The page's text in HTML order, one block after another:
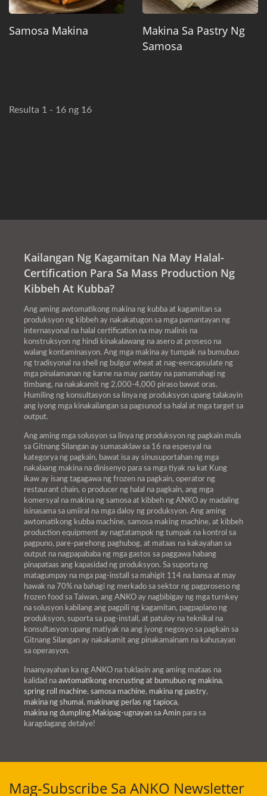
Samosa Makina
Makina Sa Pastry Ng
Samosa
Resulta 1 - 16 ng 16
Kailangan Ng Kagamitan Na May Halal-
Certification Para Sa Mass Production Ng
Kibbeh At Kubba?
Ang aming awtomatikong makina ng kubba at kagamitan sa
produksyon ng kibbeh ay nakakatugon sa mga pamantayan ng
internasyonal na halal certification na may malinis na
konstruksyon ng hindi kinakalawang na asero at proseso na
walang kontaminasyon. Ang mga makina ay tumpak na bumubuo
ng tradisyonal na shell ng bulgur wheat at nag-eencapsulate ng
mga pinalamanan ng karne na may pantay na pamamahagi ng
timbang, na nakakamit ng 2,000-4,000 piraso bawat oras.
Humiling ng konsultasyon sa linya ng produksyon upang talakayin
ang iyong mga kinakailangan sa pagsunod sa halal at mga target sa
output.
Ang aming mga solusyon sa linya ng produksyon ng pagkain mula
sa Gitnang Silangan ay sumasaklaw sa 16 na espesyal na
kategorya ng pagkain, bawat isa ay sinusuportahan ng mga
nakalaang makina na dinisenyo para sa mga tiyak na kat Kung
ikaw ay isang tagagawa ng frozen na pagkain, operator ng
restaurant chain, o producer ng halal na pagkain, ang mga
komersyal na makina ng samosa at kibbeh ng ANKO ay madaling
isinasama sa umiiral na mga daloy ng produksyon. Ang aming
awtomatikong kubba machine, samosa making machine, at kibbeh
production equipment ay nagtatampok ng tumpak na kontrol sa
pagpuno, pare-parehong paghubog, at mataas na kakayahan sa
output na nagpapababa ng mga gastos sa paggawa habang
pinapataas ang kapasidad ng produksyon. Sa suporta ng
matagumpay na mga pag-install sa mahigit 114 na bansa at may
hawak na 70% na bahagi ng merkado sa sektor ng pagproseso ng
frozen food sa Taiwan, ang ANKO ay nagbibigay ng mga turnkey
na solusyon kabilang ang pagpili ng kagamitan, pagpaplano ng
produksyon, suporta sa pag-install, at patuloy na teknikal na
konsultasyon upang matiyak na ang iyong negosyo sa pagkain sa
Gitnang Silangan ay nakakamit ang pinakamainam na kahusayan
sa operasyon.
Inaanyayahan ka ng ANKO na tuklasin ang aming mataas na
kalidad na awtomatikong encrusting at bumubuo ng makina,
spring roll machine, samosa machine, makina ng pastry,
makina ng shumai, makinang perlas ng tapioca,
makina ng dumpling.Makipag-ugnayan sa Amin para sa
karagdagang detalye!
Mag-Subscribe Sa ANKO Newsletter